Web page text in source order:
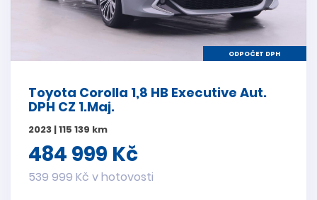
ODPOČET DPH
Toyota Corolla 1,8 HB Executive Aut.
DPH CZ 1.Maj.
2023 | 115 139 km
484 999 Kč
539 999 Kč v hotovosti